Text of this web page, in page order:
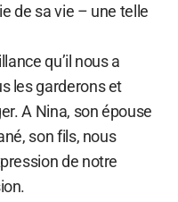
de sa vie – une telle
qu’il nous a
les garderons et
A Nina, son épouse
son fils, nous
de notre